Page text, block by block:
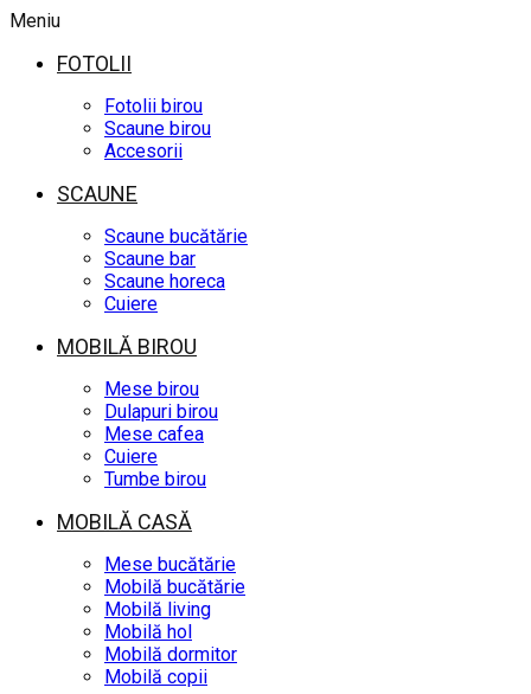
Meniu
FOTOLII
Fotolii birou
Scaune birou
Accesorii
SCAUNE
Scaune bucătărie
Scaune bar
Scaune horeca
Cuiere
MOBILĂ BIROU
Mese birou
Dulapuri birou
Mese cafea
Cuiere
Tumbe birou
MOBILĂ CASĂ
Mese bucătărie
Mobilă bucătărie
Mobilă living
Mobilă hol
Mobilă dormitor
Mobilă copii